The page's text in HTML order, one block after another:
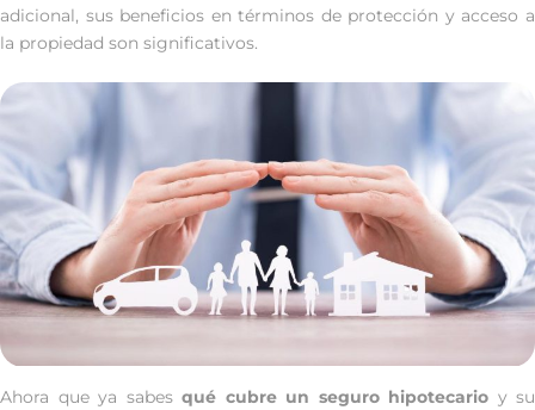
adicional, sus beneficios en términos de protección y acceso a
la propiedad son significativos.
Ahora que ya sabes qué cubre un seguro hipotecario y su